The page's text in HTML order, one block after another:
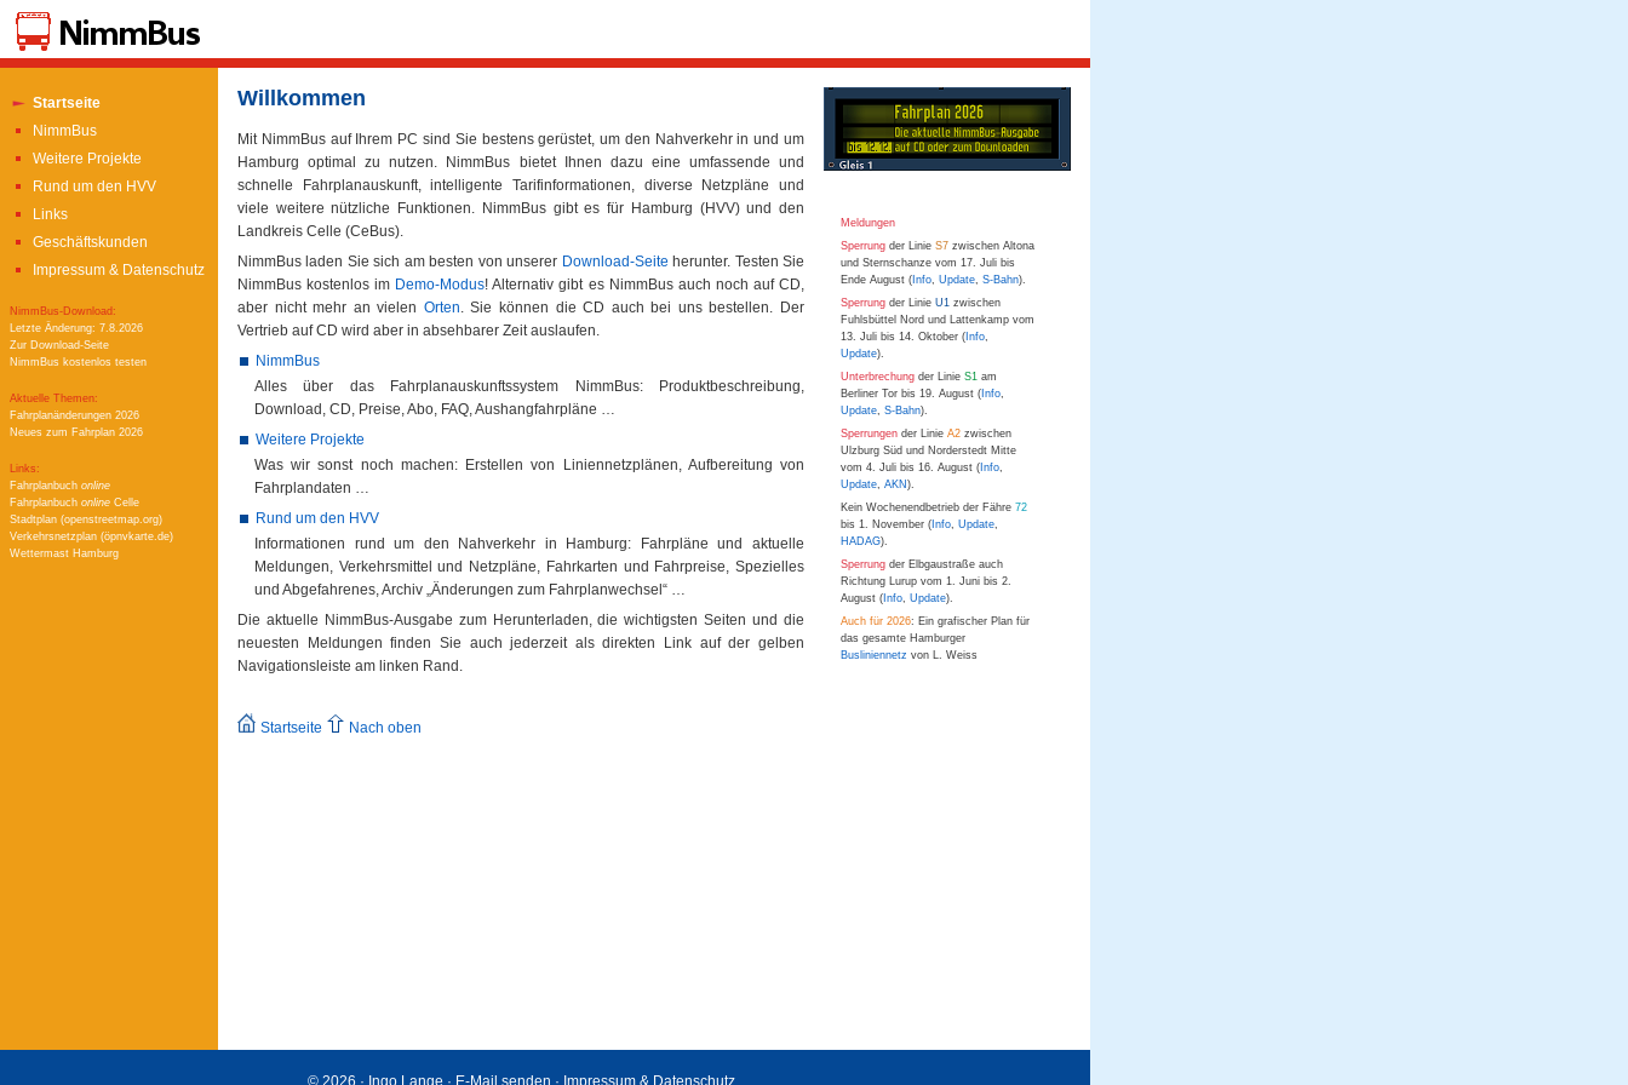
Startseite
NimmBus
Weitere Projekte
Rund um den HVV
Links
Geschäftskunden
Impressum & Datenschutz
NimmBus-Download:
Letzte Änderung: 7.8.2026
Zur Download-Seite
NimmBus kostenlos testen
Aktuelle Themen:
Fahrplanänderungen 2026
Neues zum Fahrplan 2026
Links:
Fahrplanbuch online
Fahrplanbuch online Celle
Stadtplan (openstreetmap.org)
Verkehrsnetzplan (öpnvkarte.de)
Wettermast Hamburg
Willkommen
Mit NimmBus auf Ihrem PC sind Sie bestens gerüstet, um den Nahverkehr in und um
Hamburg optimal zu nutzen. NimmBus bietet Ihnen dazu eine umfassende und
schnelle Fahrplanauskunft, intelligente Tarifinformationen, diverse Netzpläne und
viele weitere nützliche Funktionen. NimmBus gibt es für Hamburg (HVV) und den
Landkreis Celle (CeBus).
NimmBus laden Sie sich am besten von unserer Download-Seite herunter. Testen Sie
NimmBus kostenlos im Demo-Modus! Alternativ gibt es NimmBus auch noch auf CD,
aber nicht mehr an vielen Orten. Sie können die CD auch bei uns bestellen. Der
Vertrieb auf CD wird aber in absehbarer Zeit auslaufen.
NimmBus
Alles über das Fahrplanauskunftssystem NimmBus: Produktbeschreibung,
Download, CD, Preise, Abo, FAQ, Aushangfahrpläne …
Weitere Projekte
Was wir sonst noch machen: Erstellen von Liniennetzplänen, Aufbereitung von
Fahrplandaten …
Rund um den HVV
Informationen rund um den Nahverkehr in Hamburg: Fahrpläne und aktuelle
Meldungen, Verkehrsmittel und Netzpläne, Fahrkarten und Fahrpreise, Spezielles
und Abgefahrenes, Archiv „Änderungen zum Fahrplanwechsel“ …
Die aktuelle NimmBus-Ausgabe zum Herunterladen, die wichtigsten Seiten und die
neuesten Meldungen finden Sie auch jederzeit als direkten Link auf der gelben
Navigationsleiste am linken Rand.
Meldungen
Sperrung der Linie S7 zwischen Altona
und Sternschanze vom 17. Juli bis
Ende August ( Info, Update, S-Bahn).
Sperrung der Linie U1 zwischen
Fuhlsbüttel Nord und Lattenkamp vom
13. Juli bis 14. Oktober ( Info,
Update).
Unterbrechung der Linie S1 am
Berliner Tor bis 19. August ( Info,
Update, S-Bahn).
Sperrungen der Linie A2 zwischen
Ulzburg Süd und Norderstedt Mitte
vom 4. Juli bis 16. August ( Info,
Update, AKN ).
Kein Wochenendbetrieb der Fähre 72
bis 1. November ( Info, Update,
HADAG).
Sperrung der Elbgaustraße auch
Richtung Lurup vom 1. Juni bis 2.
August ( Info, Update).
Auch für 2026: Ein grafischer Plan für
das gesamte Hamburger
Busliniennetz von L. Weiss
Startseite Nach oben
© 2026 · Ingo Lange · E-Mail senden · Impressum & Datenschutz